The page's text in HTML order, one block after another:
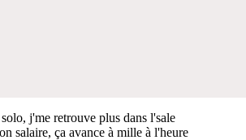
j'me retrouve plus dans l'sale
salaire, ça avance à mille à l'heure